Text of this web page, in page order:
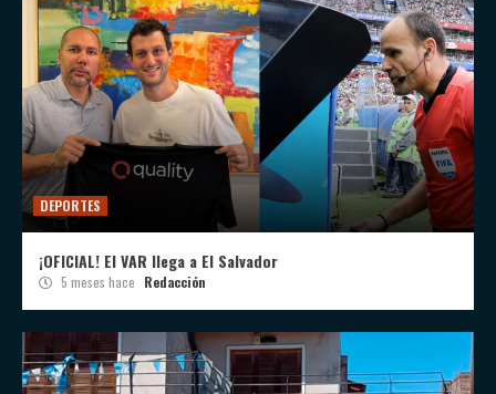
DEPORTES
¡OFICIAL! El VAR llega a El Salvador
5 meses hace Redacción